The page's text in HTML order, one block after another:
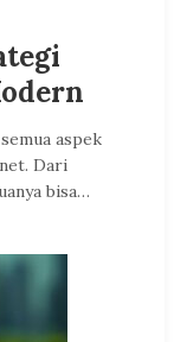
aspek
Dari
bisa…